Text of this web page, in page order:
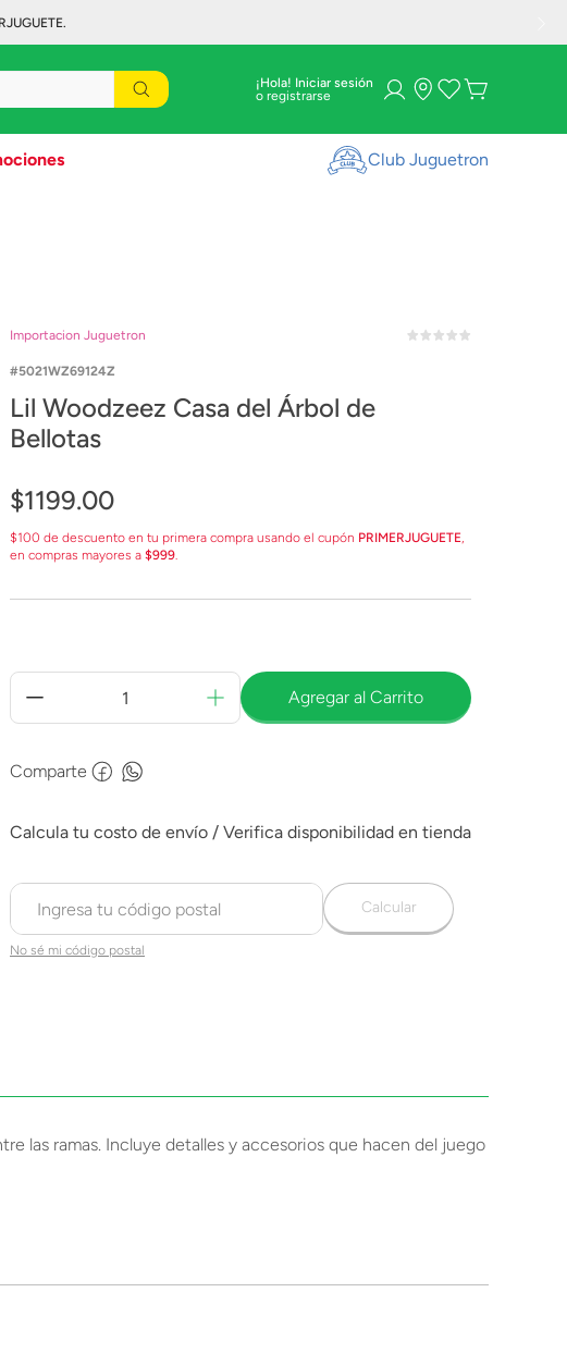
¡Hola! Iniciar sesión
Club Juguetron
Importacion Juguetron
5021WZ69124Z
Lil Woodzeez Casa del Árbol de
Bellotas
$1199.00
$100 de descuento en tu primera compra usando el cupón PRIMERJUGUETE,
en compras mayores a $999.
Agregar al Carrito
Comparte
No sé mi código postal
Calcular
las ramas. Incluye detalles y accesorios que hacen del juego